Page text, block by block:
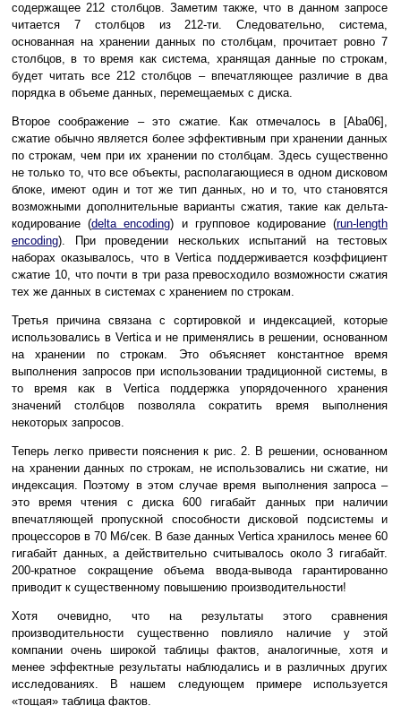
содержащее 212 столбцов. Заметим также, что в данном запросе
читается 7 столбцов из 212-ти. Следовательно, система,
основанная на хранении данных по столбцам, прочитает ровно 7
столбцов, в то время как система, хранящая данные по строкам,
будет читать все 212 столбцов – впечатляющее различие в два
порядка в объеме данных, перемещаемых с диска.
Второе соображение – это сжатие. Как отмечалось в [Aba06],
сжатие обычно является более эффективным при хранении данных
по строкам, чем при их хранении по столбцам. Здесь существенно
не только то, что все объекты, располагающиеся в одном дисковом
блоке, имеют один и тот же тип данных, но и то, что становятся
возможными дополнительные варианты сжатия, такие как дельта-
кодирование (delta encoding) и групповое кодирование (run-length
encoding). При проведении нескольких испытаний на тестовых
наборах оказывалось, что в Vertica поддерживается коэффициент
сжатие 10, что почти в три раза превосходило возможности сжатия
тех же данных в системах с хранением по строкам.
Третья причина связана с сортировкой и индексацией, которые
использовались в Vertica и не применялись в решении, основанном
на хранении по строкам. Это объясняет константное время
выполнения запросов при использовании традиционной системы, в
то время как в Vertica поддержка упорядоченного хранения
значений столбцов позволяла сократить время выполнения
некоторых запросов.
Теперь легко привести пояснения к рис. 2. В решении, основанном
на хранении данных по строкам, не использовались ни сжатие, ни
индексация. Поэтому в этом случае время выполнения запроса –
это время чтения с диска 600 гигабайт данных при наличии
впечатляющей пропускной способности дисковой подсистемы и
процессоров в 70 Мб/сек. В базе данных Vertica хранилось менее 60
гигабайт данных, а действительно считывалось около 3 гигабайт.
200-кратное сокращение объема ввода-вывода гарантированно
приводит к существенному повышению производительности!
Хотя очевидно, что на результаты этого сравнения
производительности существенно повлияло наличие у этой
компании очень широкой таблицы фактов, аналогичные, хотя и
менее эффектные результаты наблюдались и в различных других
исследованиях. В нашем следующем примере используется
«тощая» таблица фактов.